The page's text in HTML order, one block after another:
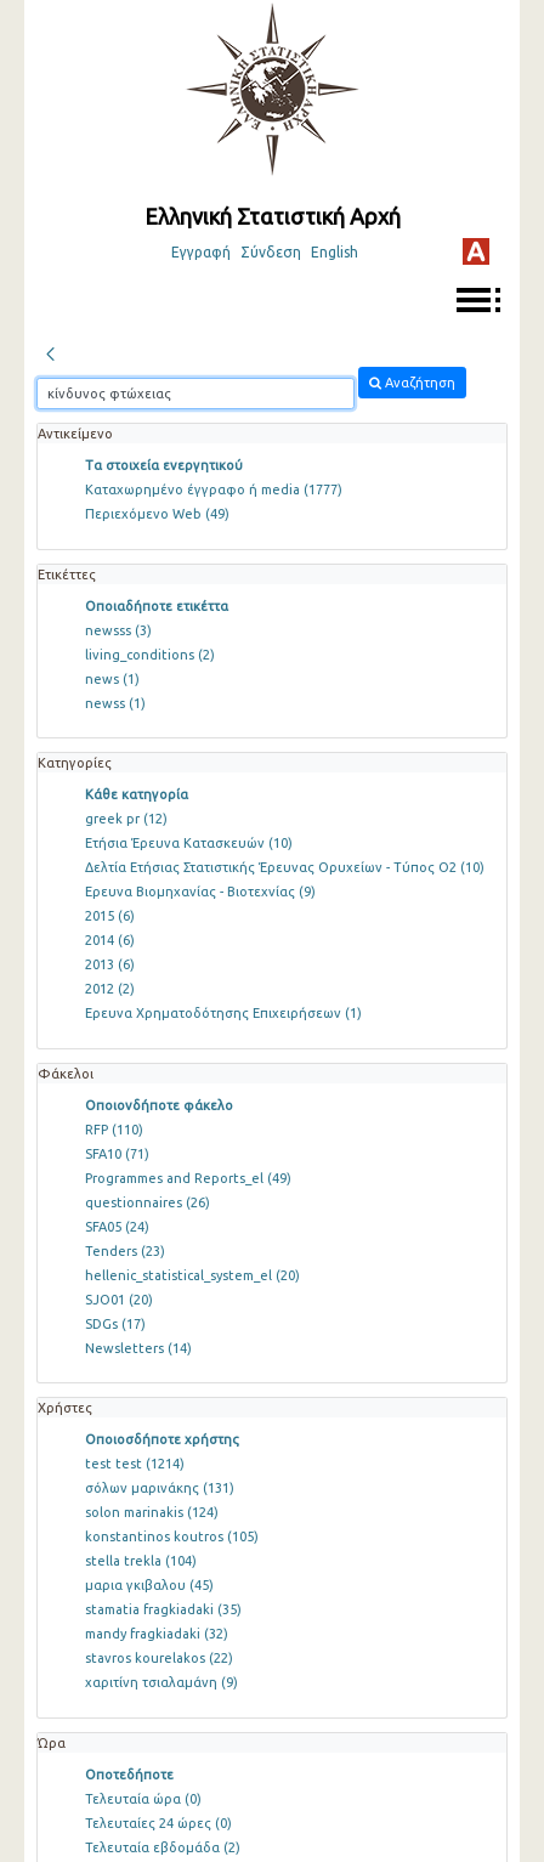
Ελληνική Στατιστική Αρχή
Εγγραφή Σύνδεση English
Αναζήτηση
Αντικείμενο
Τα στοιχεία ενεργητικού
Καταχωρημένο έγγραφο ή media (1777)
Περιεχόμενο Web (49)
Ετικέττες
Οποιαδήποτε ετικέττα
newsss (3)
living_conditions (2)
news (1)
newss (1)
Κατηγορίες
Κάθε κατηγορία
greek pr (12)
Ετήσια Έρευνα Κατασκευών (10)
Δελτία Ετήσιας Στατιστικής Έρευνας Ορυχείων - Τύπος Ο2 (10)
Ερευνα Βιομηχανίας - Βιοτεχνίας (9)
2015 (6)
2014 (6)
2013 (6)
2012 (2)
Ερευνα Χρηματοδότησης Επιχειρήσεων (1)
Φάκελοι
Οποιονδήποτε φάκελο
RFP (110)
SFA10 (71)
Programmes and Reports_el (49)
questionnaires (26)
SFA05 (24)
Tenders (23)
hellenic_statistical_system_el (20)
SJO01 (20)
SDGs (17)
Newsletters (14)
Χρήστες
Οποιοσδήποτε χρήστης
test test (1214)
σόλων μαρινάκης (131)
solon marinakis (124)
konstantinos koutros (105)
stella trekla (104)
μαρια γκιβαλου (45)
stamatia fragkiadaki (35)
mandy fragkiadaki (32)
stavros kourelakos (22)
χαριτίνη τσιαλαμάνη (9)
Ώρα
Οποτεδήποτε
Τελευταία ώρα (0)
Τελευταίες 24 ώρες (0)
Τελευταία εβδομάδα (2)